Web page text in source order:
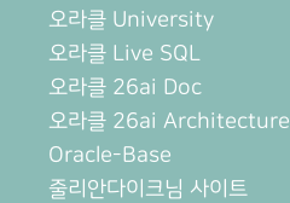
오라클 University
오라클 Live SQL
오라클 26ai Doc
오라클 26ai Architecture
Oracle-Base
줄리안다이크님 사이트